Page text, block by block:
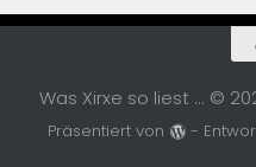
Was Xirxe so liest ... ©
Präsentiert von -